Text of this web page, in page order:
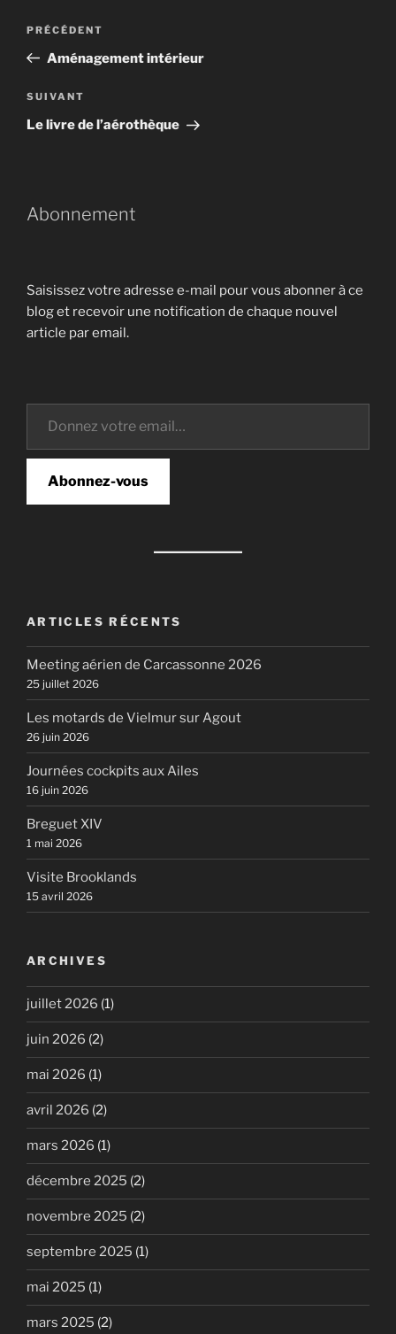
Navigation
l’article
Article
précédent
PRÉCÉDENT
Aménagement intérieur
Article
suivant
SUIVANT
Le livre de l’aérothèque
Abonnement
Saisissez votre adresse e-mail pour vous abonner à ce
blog et recevoir une notification de chaque nouvel
article par email.
Donnez votre email…
Abonnez-vous
ARTICLES RÉCENTS
Meeting aérien de Carcassonne 2026
25 juillet 2026
Les motards de Vielmur sur Agout
26 juin 2026
Journées cockpits aux Ailes
16 juin 2026
Breguet XIV
1 mai 2026
Visite Brooklands
15 avril 2026
ARCHIVES
juillet 2026 (1)
juin 2026 (2)
mai 2026 (1)
avril 2026 (2)
mars 2026 (1)
décembre 2025 (2)
novembre 2025 (2)
septembre 2025 (1)
mai 2025 (1)
mars 2025 (2)